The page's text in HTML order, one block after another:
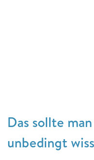
Das sollte
unbedingt